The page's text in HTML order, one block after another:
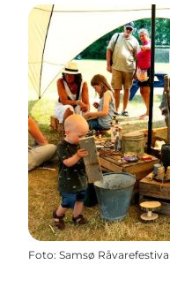
Foto: Samsø Råvarefestival